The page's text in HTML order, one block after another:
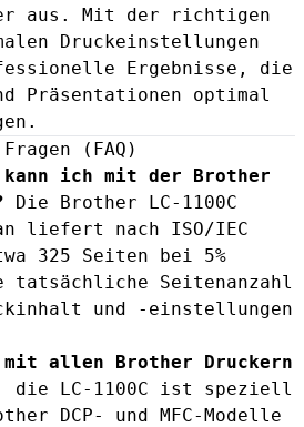
aus. Mit der richtigen
Druckeinstellungen
Ergebnisse, die
Präsentationen optimal
(FAQ)
ich mit der Brother
Die Brother LC-1100C
liefert nach ISO/IEC
325 Seiten bei 5%
tatsächliche Seitenanzahl
und -einstellungen
allen Brother Druckern
die LC-1100C ist speziell
DCP- und MFC-Modelle